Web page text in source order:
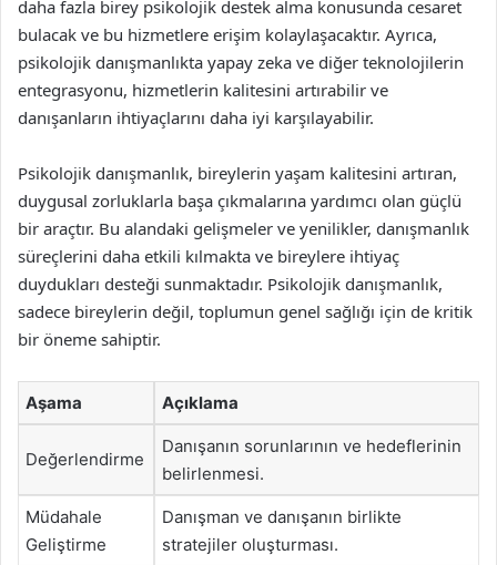
daha fazla birey psikolojik destek alma konusunda cesaret
bulacak ve bu hizmetlere erişim kolaylaşacaktır. Ayrıca,
psikolojik danışmanlıkta yapay zeka ve diğer teknolojilerin
entegrasyonu, hizmetlerin kalitesini artırabilir ve
danışanların ihtiyaçlarını daha iyi karşılayabilir.
Psikolojik danışmanlık, bireylerin yaşam kalitesini artıran,
duygusal zorluklarla başa çıkmalarına yardımcı olan güçlü
bir araçtır. Bu alandaki gelişmeler ve yenilikler, danışmanlık
süreçlerini daha etkili kılmakta ve bireylere ihtiyaç
duydukları desteği sunmaktadır. Psikolojik danışmanlık,
sadece bireylerin değil, toplumun genel sağlığı için de kritik
bir öneme sahiptir.
Aşama Açıklama
Değerlendirme
Danışanın sorunlarının ve hedeflerinin
belirlenmesi.
Müdahale
Geliştirme
Danışman ve danışanın birlikte
stratejiler oluşturması.